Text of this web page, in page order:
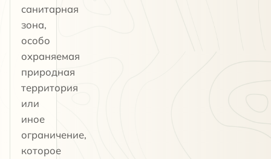
санитарная
зона,
особо
охраняемая
природная
территория
или
иное
ограничение,
которое